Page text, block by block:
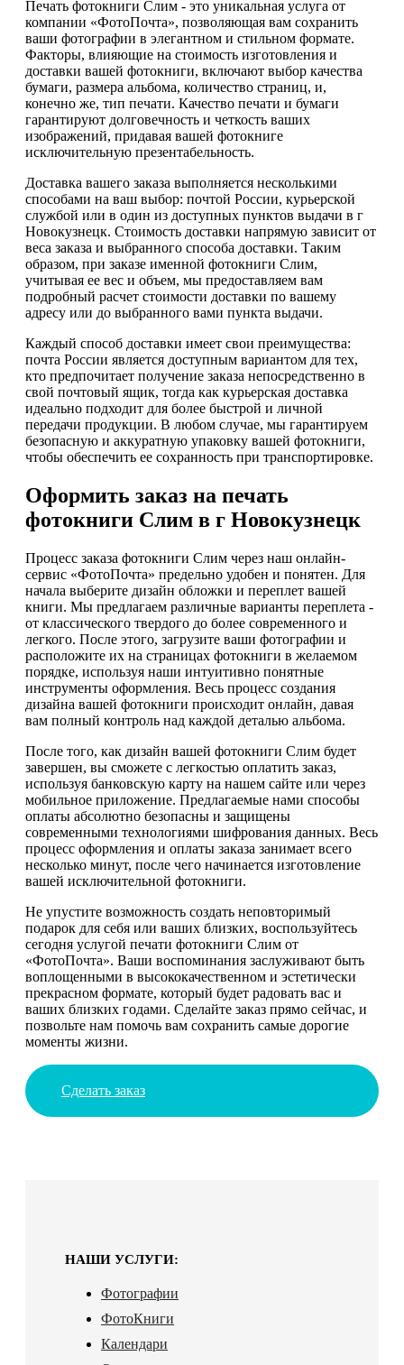
Печать фотокниги Слим - это уникальная услуга от
компании «ФотоПочта», позволяющая вам сохранить
ваши фотографии в элегантном и стильном формате.
Факторы, влияющие на стоимость изготовления и
доставки вашей фотокниги, включают выбор качества
бумаги, размера альбома, количество страниц, и,
конечно же, тип печати. Качество печати и бумаги
гарантируют долговечность и четкость ваших
изображений, придавая вашей фотокниге
исключительную презентабельность.
Доставка вашего заказа выполняется несколькими
способами на ваш выбор: почтой России, курьерской
службой или в один из доступных пунктов выдачи в г
Новокузнецк. Стоимость доставки напрямую зависит от
веса заказа и выбранного способа доставки. Таким
образом, при заказе именной фотокниги Слим,
учитывая ее вес и объем, мы предоставляем вам
подробный расчет стоимости доставки по вашему
адресу или до выбранного вами пункта выдачи.
Каждый способ доставки имеет свои преимущества:
почта России является доступным вариантом для тех,
кто предпочитает получение заказа непосредственно в
свой почтовый ящик, тогда как курьерская доставка
идеально подходит для более быстрой и личной
передачи продукции. В любом случае, мы гарантируем
безопасную и аккуратную упаковку вашей фотокниги,
чтобы обеспечить ее сохранность при транспортировке.
Оформить заказ на печать
фотокниги Слим в г Новокузнецк
Процесс заказа фотокниги Слим через наш онлайн-
сервис «ФотоПочта» предельно удобен и понятен. Для
начала выберите дизайн обложки и переплет вашей
книги. Мы предлагаем различные варианты переплета -
от классического твердого до более современного и
легкого. После этого, загрузите ваши фотографии и
расположите их на страницах фотокниги в желаемом
порядке, используя наши интуитивно понятные
инструменты оформления. Весь процесс создания
дизайна вашей фотокниги происходит онлайн, давая
вам полный контроль над каждой деталью альбома.
После того, как дизайн вашей фотокниги Слим будет
завершен, вы сможете с легкостью оплатить заказ,
используя банковскую карту на нашем сайте или через
мобильное приложение. Предлагаемые нами способы
оплаты абсолютно безопасны и защищены
современными технологиями шифрования данных. Весь
процесс оформления и оплаты заказа занимает всего
несколько минут, после чего начинается изготовление
вашей исключительной фотокниги.
Не упустите возможность создать неповторимый
подарок для себя или ваших близких, воспользуйтесь
сегодня услугой печати фотокниги Слим от
«ФотоПочта». Ваши воспоминания заслуживают быть
воплощенными в высококачественном и эстетически
прекрасном формате, который будет радовать вас и
ваших близких годами. Сделайте заказ прямо сейчас, и
позвольте нам помочь вам сохранить самые дорогие
моменты жизни.
Сделать заказ
НАШИ УСЛУГИ:
Фотографии
ФотоКниги
Календари